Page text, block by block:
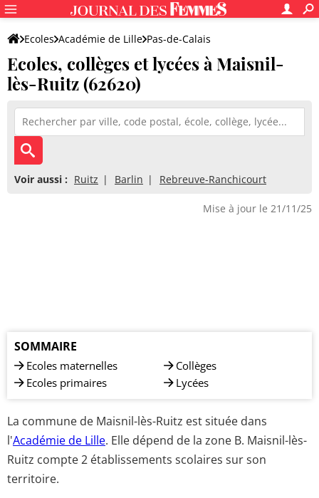
Ecoles Académie de Lille Pas-de-Calais
Ecoles, collèges et lycées à Maisnil-
lès-Ruitz (62620)
Voir aussi : Ruitz Barlin Rebreuve-Ranchicourt
Mise à jour le 21/11/25
SOMMAIRE
Ecoles maternelles
Ecoles primaires
Collèges
Lycées
La commune de Maisnil-lès-Ruitz est située dans
l'Académie de Lille. Elle dépend de la zone B. Maisnil-lès-
Ruitz compte 2 établissements scolaires sur son
territoire.